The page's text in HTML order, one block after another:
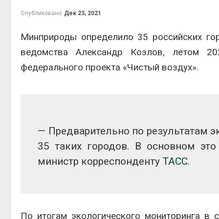
Опубликовано Дек 23, 2021
Минприроды определило 35 российских
ведомства Александр Козлов, летом
федерального проекта «Чистый воздух».
— Предварительно по результатам
35 таких городов. В основном
министр корреспонденту ТАСС.
По итогам экологического мониторинга в